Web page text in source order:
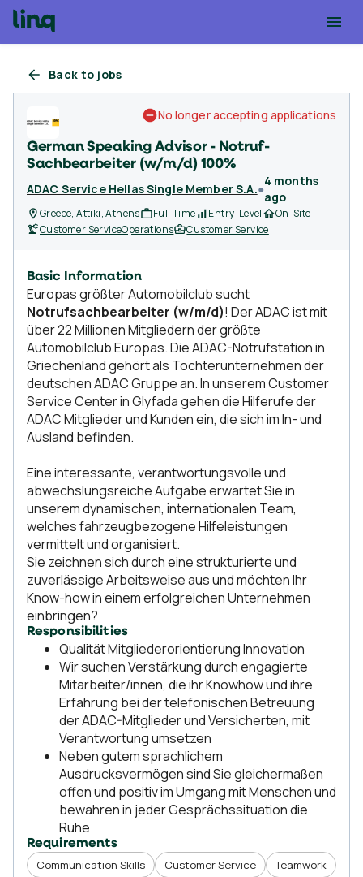
Back to jobs
German Speaking Advisor - Notruf-
Sachbearbeiter (w/m/d) 100%
ADAC Service Hellas Single Member S.A.●
4 months
ago
No longer accepting applications
Greece, Attiki, Athens Full Time Entry-Level
On-Site
Customer ServiceOperations Customer Service
Basic Information
Europas größter Automobilclub sucht
Notrufsachbearbeiter (w/m/d)! Der ADAC ist mit
über 22 Millionen Mitgliedern der größte
Automobilclub Europas. Die ADAC-Notrufstation in
Griechenland gehört als Tochterunternehmen der
deutschen ADAC Gruppe an. In unserem Customer
Service Center in Glyfada gehen die Hilferufe der
ADAC Mitglieder und Kunden ein, die sich im In- und
Ausland befinden.
Eine interessante, verantwortungsvolle und
abwechslungsreiche Aufgabe erwartet Sie in
unserem dynamischen, internationalen Team,
welches fahrzeugbezogene Hilfeleistungen
vermittelt und organisiert.
Sie zeichnen sich durch eine strukturierte und
zuverlässige Arbeitsweise aus und möchten Ihr
Know-how in einem erfolgreichen Unternehmen
einbringen?
Responsibilities
Qualität Mitgliederorientierung Innovation
Wir suchen Verstärkung durch engagierte
Mitarbeiter/innen, die ihr Knowhow und ihre
Erfahrung bei der telefonischen Betreuung
der ADAC-Mitglieder und Versicherten, mit
Verantwortung umsetzen
Neben gutem sprachlichem
Ausdrucksvermögen sind Sie gleichermaßen
offen und positiv im Umgang mit Menschen und
bewahren in jeder Gesprächssituation die
Ruhe
Requirements
Communication Skills Customer Service Teamwork